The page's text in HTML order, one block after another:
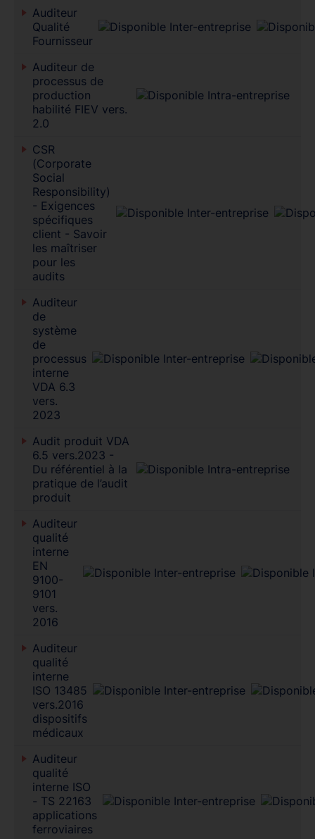
Auditeur
Qualité
Fournisseur
Auditeur de
processus de
production
habilité FIEV vers.
2.0
CSR
(Corporate
Social
Responsibility)
- Exigences
spécifiques
client - Savoir
les maîtriser
pour les
audits
Auditeur
de
système
de
processus
interne
VDA 6.3
vers.
2023
Audit produit VDA
6.5 vers.2023 -
Du référentiel à la
pratique de l’audit
produit
Auditeur
qualité
interne
EN
9100-
9101
vers.
2016
Auditeur
qualité
interne
ISO 13485
vers.2016
dispositifs
médicaux
Auditeur
qualité
interne ISO
- TS 22163
applications
ferroviaires